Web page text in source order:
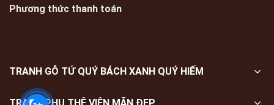
Phương thức thanh toán
TRANH GỖ TỨ QUÝ BÁCH XANH QUÝ HIẾM
TRANH PHU THÊ VIÊN MÃN ĐẸP